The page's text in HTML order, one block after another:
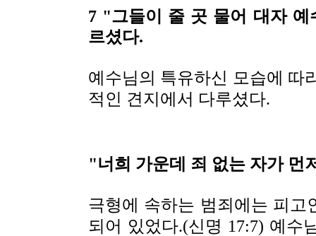
7 "그들이 줄 곳 물어 대자 예
르셨다.
예수님의 특유하신 모습에 따
적인 견지에서 다루셨다.
"너희 가운데 죄 없는 자가 먼
극형에 속하는 범죄에는 피고
되어 있었다.(신명 17:7) 예수